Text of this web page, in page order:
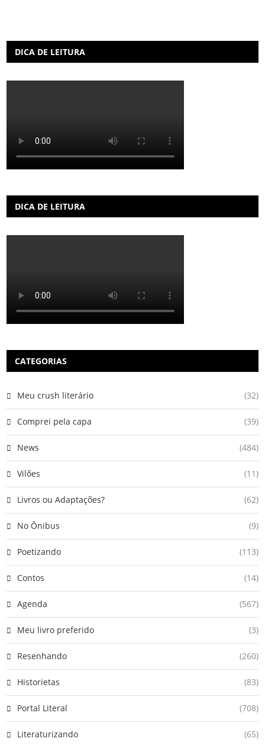
DICA DE LEITURA
DICA DE LEITURA
CATEGORIAS
Meu crush literário (32)
Comprei pela capa (39)
News (484)
Vilões (11)
Livros ou Adaptações? (62)
No Ônibus (9)
Poetizando (113)
Contos (14)
Agenda (567)
Meu livro preferido (3)
Resenhando (260)
Historietas (83)
Portal Literal (708)
Literaturizando (65)